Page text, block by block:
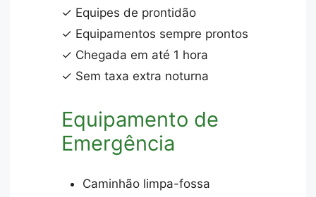
✓ Equipes de prontidão
✓ Equipamentos sempre prontos
✓ Chegada em até 1 hora
✓ Sem taxa extra noturna
Equipamento de
Emergência
Caminhão limpa-fossa